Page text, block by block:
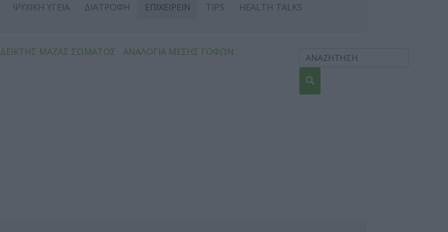
ΨΥΧΙΚΗ ΥΓΕΙΑ ΔΙΑΤΡΟΦΗ ΕΠΙΧΕΙΡΕΙΝ TIPS
HEALTH TALKS
ΔΕΙΚΤΗΣ ΜΑΖΑΣ ΣΩΜΑΤΟΣ
ΑΝΑΛΟΓΙΑ ΜΕΣΗΣ ΓΟΦΩΝ